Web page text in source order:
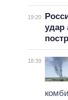
19:20
удар
18:39